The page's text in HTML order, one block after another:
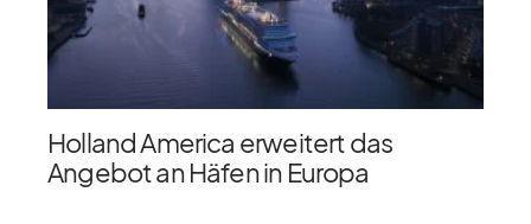
Holland America erweitert das
Angebot an Häfen in Europa